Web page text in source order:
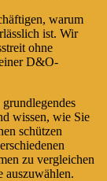
warum
ist. Wir
ohne
D&O-
wissen, wie Sie
schützen
zu vergleichen
auszuwählen.